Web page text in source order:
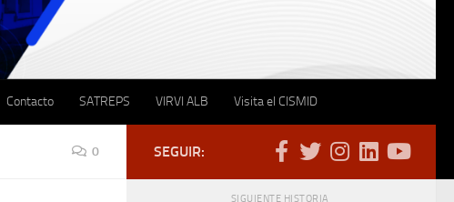
Contacto SATREPS VIRVI ALB Visita el CISMID
0 SEGUIR:
SIGUIENTE HISTORIA